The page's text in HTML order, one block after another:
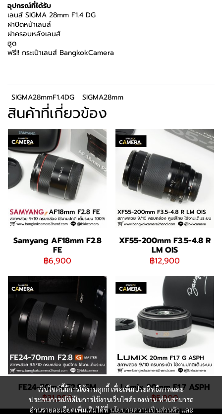
อุปกรณ์ที่ได้รับ
เลนส์ SIGMA 28mm F1.4 DG
ฝาปิดหน้าเลนส์
ฝาครอบหลังเลนส์
ฮูด
ฟรี!! กระเป๋าเลนส์ BangkokCamera
SIGMA28mmF1.4DG SIGMA28mm
สินค้าที่เกี่ยวข้อง
Samyang AF18mm F2.8
FE
฿6,900
XF55-200mm F3.5-4.8 R
LM OIS
฿12,900
FE24-70mm F2.8 GM
฿31,900
Lumix 20mm F1.7 ASPH
฿5,900
เว็บไซต์นี้มีการใช้งานคุกกี้ เพื่อเพิ่มประสิทธิภาพและ
ประสบการณ์ที่ดีในการใช้งานเว็บไซต์ของท่าน ท่านสามารถ
อ่านรายละเอียดเพิ่มเติมได้ที่นโยบายความเป็นส่วนตัวและ